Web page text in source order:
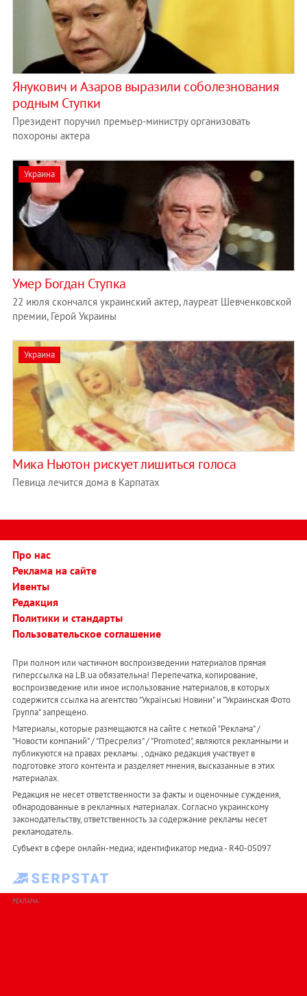
Янукович и Азаров выразили соболезнования
родным Ступки
Президент поручил премьер-министру организовать
похороны актера
Украина
Умер Богдан Ступка
22 июля скончался украинский актер, лауреат Шевченковской
премии, Герой Украины
Украина
Мика Ньютон рискует лишиться голоса
Певица лечится дома в Карпатах
Про нас
Реклама на сайте
Ивенты
Редакция
Политики и стандарты
Пользовательское соглашение
При полном или частичном воспроизведении материалов прямая
гиперссылка на LB.ua обязательна! Перепечатка, копирование,
воспроизведение или иное использование материалов, в которых
содержится ссылка на агентство "Українськi Новини" и "Украинская Фото
Группа" запрещено.
Материалы, которые размещаются на сайте с меткой "Реклама" /
"Новости компаний" / "Пресрелиз" / "Promoted", являются рекламными и
публикуются на правах рекламы. , однако редакция участвует в
подготовке этого контента и разделяет мнения, высказанные в этих
материалах.
Редакция не несет ответственности за факты и оценочные суждения,
обнародованные в рекламных материалах. Согласно украинскому
законодательству, ответственность за содержание рекламы несет
рекламодатель.
Субъект в сфере онлайн-медиа; идентификатор медиа - R40-05097
РЕКЛАМА